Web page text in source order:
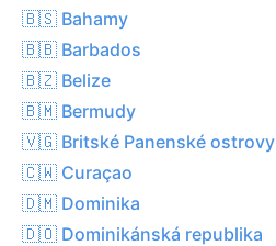
🇧🇸 Bahamy
🇧🇧 Barbados
🇧🇿 Belize
🇧🇲 Bermudy
🇻🇬 Britské Panenské ostrovy
🇨🇼 Curaçao
🇩🇲 Dominika
🇩🇴 Dominikánská republika